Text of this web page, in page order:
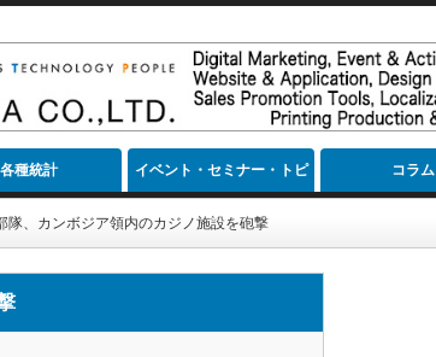
各種統計 イベント・セミナー・トピ
ック
コラム
隊、カンボジア領内のカジノ施設を砲撃